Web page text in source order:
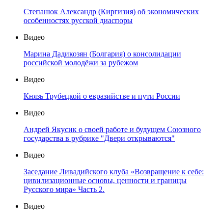
Степанюк Александр (Киргизия) об экономических
особенностях русской диаспоры
Видео
Марина Дадикозян (Болгария) о консолидации
российской молодёжи за рубежом
Видео
Князь Трубецкой о евразийстве и пути России
Видео
Андрей Якусик о своей работе и будущем Союзного
государства в рубрике "Двери открываются"
Видео
Заседание Ливадийского клуба «Возвращение к себе:
цивилизационные основы, ценности и границы
Русского мира» Часть 2.
Видео